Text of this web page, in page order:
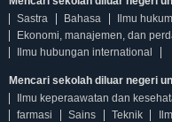
Sastra
Bahasa
Ilmu hukum
Ekonomi, manajemen, dan
Ilmu hubungan international
Mencari sekolah diluar negeri
Ilmu keperaawatan dan
farmasi
Sains Teknik